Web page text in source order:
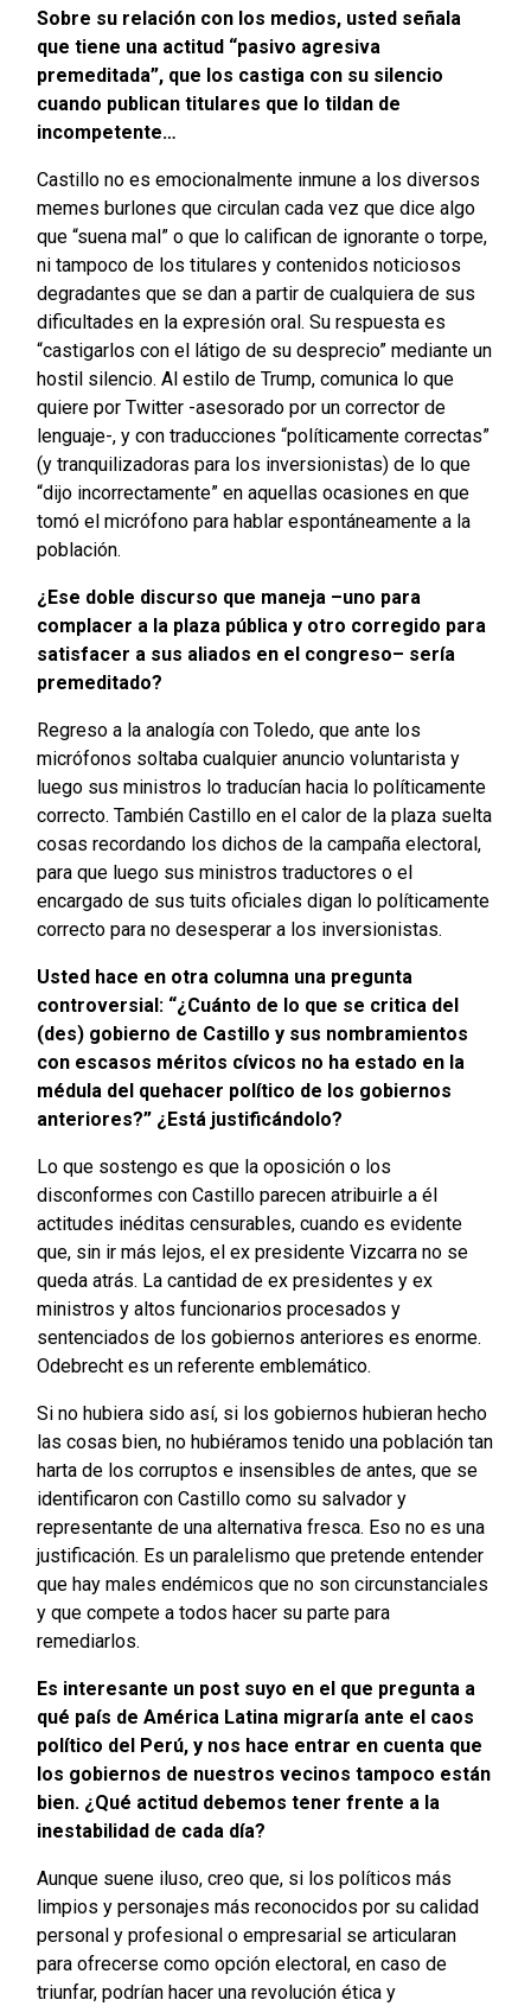
Sobre su relación con los medios, usted señala
que tiene una actitud “pasivo agresiva
premeditada”, que los castiga con su silencio
cuando publican titulares que lo tildan de
incompetente…
Castillo no es emocionalmente inmune a los diversos
memes burlones que circulan cada vez que dice algo
que “suena mal” o que lo califican de ignorante o torpe,
ni tampoco de los titulares y contenidos noticiosos
degradantes que se dan a partir de cualquiera de sus
dificultades en la expresión oral. Su respuesta es
“castigarlos con el látigo de su desprecio” mediante un
hostil silencio. Al estilo de Trump, comunica lo que
quiere por Twitter -asesorado por un corrector de
lenguaje-, y con traducciones “políticamente correctas”
(y tranquilizadoras para los inversionistas) de lo que
“dijo incorrectamente” en aquellas ocasiones en que
tomó el micrófono para hablar espontáneamente a la
población.
¿Ese doble discurso que maneja –uno para
complacer a la plaza pública y otro corregido para
satisfacer a sus aliados en el congreso– sería
premeditado?
Regreso a la analogía con Toledo, que ante los
micrófonos soltaba cualquier anuncio voluntarista y
luego sus ministros lo traducían hacia lo políticamente
correcto. También Castillo en el calor de la plaza suelta
cosas recordando los dichos de la campaña electoral,
para que luego sus ministros traductores o el
encargado de sus tuits oficiales digan lo políticamente
correcto para no desesperar a los inversionistas.
Usted hace en otra columna una pregunta
controversial: “¿Cuánto de lo que se critica del
(des) gobierno de Castillo y sus nombramientos
con escasos méritos cívicos no ha estado en la
médula del quehacer político de los gobiernos
anteriores?” ¿Está justificándolo?
Lo que sostengo es que la oposición o los
disconformes con Castillo parecen atribuirle a él
actitudes inéditas censurables, cuando es evidente
que, sin ir más lejos, el ex presidente Vizcarra no se
queda atrás. La cantidad de ex presidentes y ex
ministros y altos funcionarios procesados y
sentenciados de los gobiernos anteriores es enorme.
Odebrecht es un referente emblemático.
Si no hubiera sido así, si los gobiernos hubieran hecho
las cosas bien, no hubiéramos tenido una población tan
harta de los corruptos e insensibles de antes, que se
identificaron con Castillo como su salvador y
representante de una alternativa fresca. Eso no es una
justificación. Es un paralelismo que pretende entender
que hay males endémicos que no son circunstanciales
y que compete a todos hacer su parte para
remediarlos.
Es interesante un post suyo en el que pregunta a
qué país de América Latina migraría ante el caos
político del Perú, y nos hace entrar en cuenta que
los gobiernos de nuestros vecinos tampoco están
bien. ¿Qué actitud debemos tener frente a la
inestabilidad de cada día?
Aunque suene iluso, creo que, si los políticos más
limpios y personajes más reconocidos por su calidad
personal y profesional o empresarial se articularan
para ofrecerse como opción electoral, en caso de
triunfar, podrían hacer una revolución ética y